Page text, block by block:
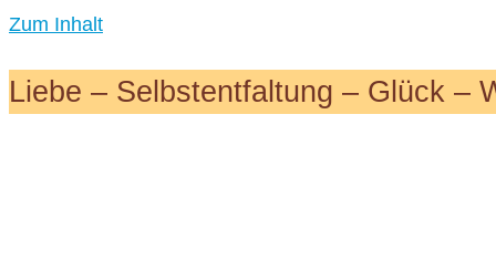
Zum Inhalt
Liebe – Selbstentfaltung – Glück –